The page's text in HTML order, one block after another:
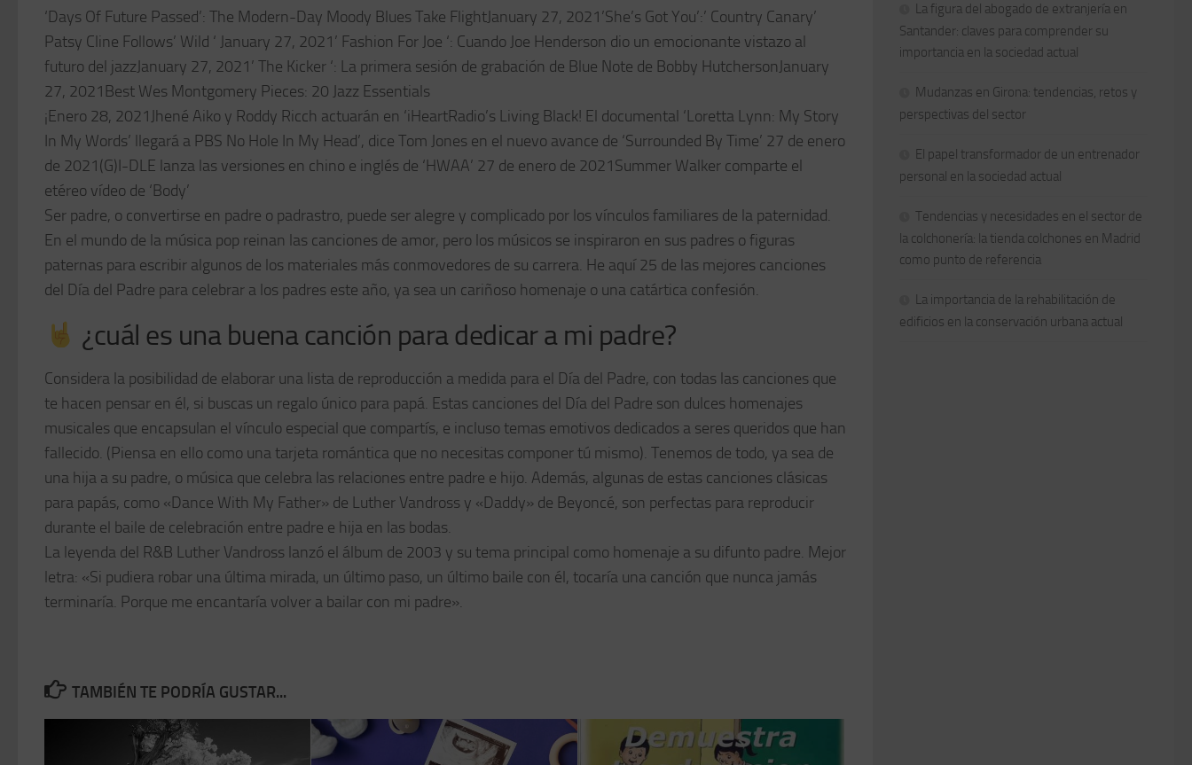
‘Days Of Future Passed’: The Modern-Day Moody Blues Take FlightJanuary 27, 2021’She’s Got You’:’ Country Canary’
Patsy Cline Follows’ Wild ‘ January 27, 2021’ Fashion For Joe ‘: Cuando Joe Henderson dio un emocionante vistazo al
futuro del jazzJanuary 27, 2021’ The Kicker ‘: La primera sesión de grabación de Blue Note de Bobby HutchersonJanuary
27, 2021Best Wes Montgomery Pieces: 20 Jazz Essentials
¡Enero 28, 2021Jhené Aiko y Roddy Ricch actuarán en ‘iHeartRadio’s Living Black! El documental ‘Loretta Lynn: My Story
In My Words’ llegará a PBS No Hole In My Head’, dice Tom Jones en el nuevo avance de ‘Surrounded By Time’ 27 de enero
de 2021(G)I-DLE lanza las versiones en chino e inglés de ‘HWAA’ 27 de enero de 2021Summer Walker comparte el
etéreo vídeo de ‘Body’
Ser padre, o convertirse en padre o padrastro, puede ser alegre y complicado por los vínculos familiares de la paternidad.
En el mundo de la música pop reinan las canciones de amor, pero los músicos se inspiraron en sus padres o figuras
paternas para escribir algunos de los materiales más conmovedores de su carrera. He aquí 25 de las mejores canciones
del Día del Padre para celebrar a los padres este año, ya sea un cariñoso homenaje o una catártica confesión.
¿cuál es una buena canción para dedicar a mi padre?
Considera la posibilidad de elaborar una lista de reproducción a medida para el Día del Padre, con todas las canciones que
te hacen pensar en él, si buscas un regalo único para papá. Estas canciones del Día del Padre son dulces homenajes
musicales que encapsulan el vínculo especial que compartís, e incluso temas emotivos dedicados a seres queridos que han
fallecido. (Piensa en ello como una tarjeta romántica que no necesitas componer tú mismo). Tenemos de todo, ya sea de
una hija a su padre, o música que celebra las relaciones entre padre e hijo. Además, algunas de estas canciones clásicas
para papás, como «Dance With My Father» de Luther Vandross y «Daddy» de Beyoncé, son perfectas para reproducir
durante el baile de celebración entre padre e hija en las bodas.
La leyenda del R&B Luther Vandross lanzó el álbum de 2003 y su tema principal como homenaje a su difunto padre. Mejor
letra: «Si pudiera robar una última mirada, un último paso, un último baile con él, tocaría una canción que nunca jamás
terminaría. Porque me encantaría volver a bailar con mi padre».
TAMBIÉN TE PODRÍA GUSTAR...
La figura del abogado de extranjería en
Santander: claves para comprender su
importancia en la sociedad actual
Mudanzas en Girona: tendencias, retos y
perspectivas del sector
El papel transformador de un entrenador
personal en la sociedad actual
Tendencias y necesidades en el sector de
la colchonería: la tienda colchones en Madrid
como punto de referencia
La importancia de la rehabilitación de
edificios en la conservación urbana actual